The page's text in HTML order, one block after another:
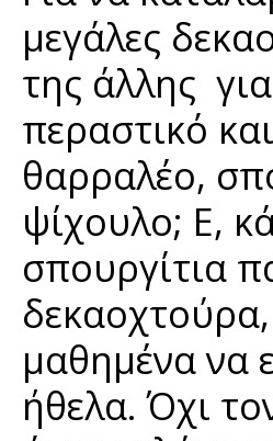
μεγάλες
της άλλης
περαστικό
θαρραλέο,
ψίχουλο; Ε,
σπουργίτια
μαθημένα να
ήθελα. Όχι